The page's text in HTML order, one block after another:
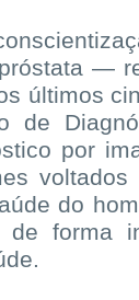
—
últimos
de
por
do
forma